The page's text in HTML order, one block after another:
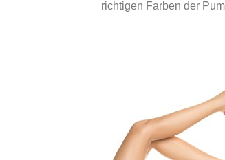
richtigen Farben der